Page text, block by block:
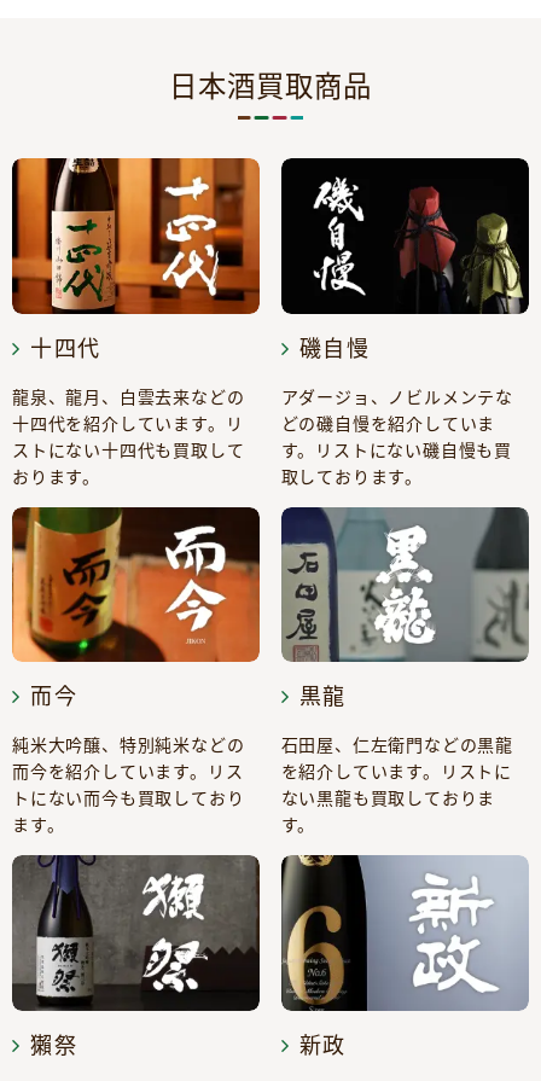
日本酒買取商品
十四代
龍泉、龍月、白雲去来などの
十四代を紹介しています。リ
ストにない十四代も買取して
おります。
磯自慢
アダージョ、ノビルメンテな
どの磯自慢を紹介していま
す。リストにない磯自慢も買
取しております。
而今
純米大吟醸、特別純米などの
而今を紹介しています。リス
トにない而今も買取しており
ます。
黒龍
石田屋、仁左衛門などの黒龍
を紹介しています。リストに
ない黒龍も買取しておりま
す。
獺祭 新政